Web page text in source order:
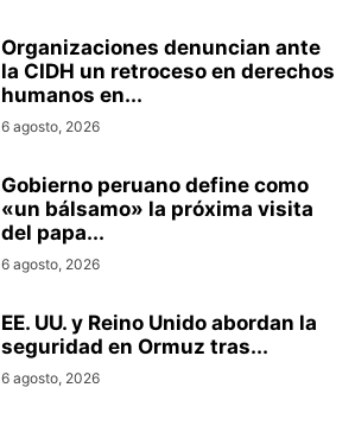
Organizaciones denuncian ante
la CIDH un retroceso en derechos
humanos en...
6 agosto, 2026
Gobierno peruano define como
«un bálsamo» la próxima visita
del papa...
6 agosto, 2026
EE. UU. y Reino Unido abordan la
seguridad en Ormuz tras...
6 agosto, 2026